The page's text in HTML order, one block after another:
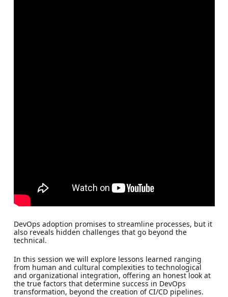
DevOps adoption promises to streamline processes, but it
also reveals hidden challenges that go beyond the
technical.
In this session we will explore lessons learned ranging
from human and cultural complexities to technological
and organizational integration, offering an honest look at
the true factors that determine success in DevOps
transformation, beyond the creation of CI/CD pipelines.